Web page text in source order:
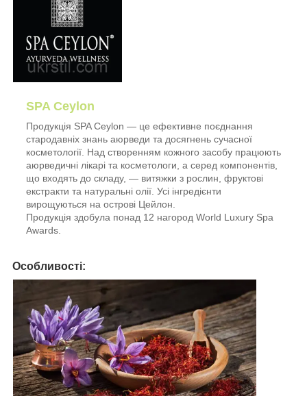
SPA Ceylon
Продукція SPA Ceylon — це ефективне поєднання
стародавніх знань аюрведи та досягнень сучасної
косметології. Над створенням кожного засобу працюють
аюрведичні лікарі та косметологи, а серед компонентів,
що входять до складу, — витяжки з рослин, фруктові
екстракти та натуральні олії. Усі інгредієнти
вирощуються на острові Цейлон.
Продукція здобула понад 12 нагород World Luxury Spa
Awards.
Особливості: